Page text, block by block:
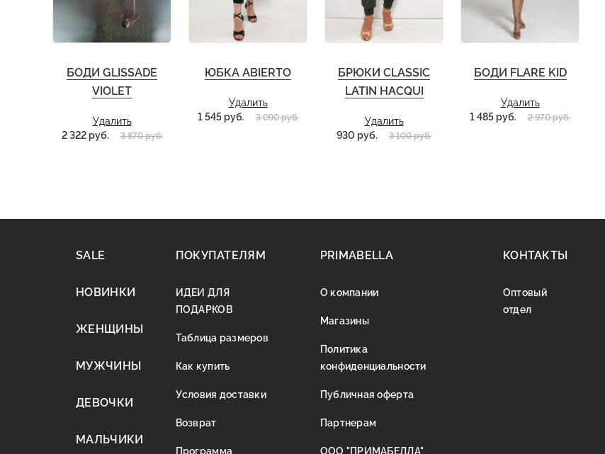
БОДИ GLISSADE
VIOLET
Удалить
2 322 руб.
3 870 руб.
ЮБКА ABIERTO
Удалить
1 545 руб.
3 090 руб.
БРЮКИ CLASSIC
LATIN HACQUI
Удалить
930 руб.
3 100 руб.
БОДИ FLARE KID
Удалить
1 485 руб.
2 970 руб.
SALE
НОВИНКИ
ЖЕНЩИНЫ
МУЖЧИНЫ
ДЕВОЧКИ
МАЛЬЧИКИ
ПОКУПАТЕЛЯМ
ИДЕИ ДЛЯ
ПОДАРКОВ
Таблица размеров
Как купить
Условия доставки
Возврат
Программа
PRIMABELLA
О компании
Магазины
Политика
конфиденциальности
Публичная оферта
Партнерам
ООО "ПРИМАБЕЛЛА"
КОНТАКТЫ
Оптовый
отдел